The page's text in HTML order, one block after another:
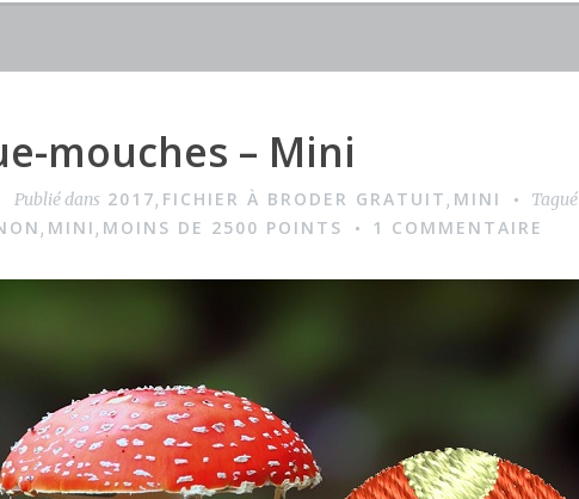
mouches – Mini
Publié dans 2017, FICHIER À BRODER GRATUIT, MINI Tagué
, MINI, MOINS DE 2500 POINTS 1 COMMENTAIRE